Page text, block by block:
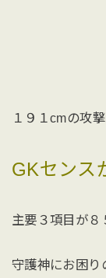
１９１cmの攻撃
GKセンス
主要３項目が８
守護神にお困り